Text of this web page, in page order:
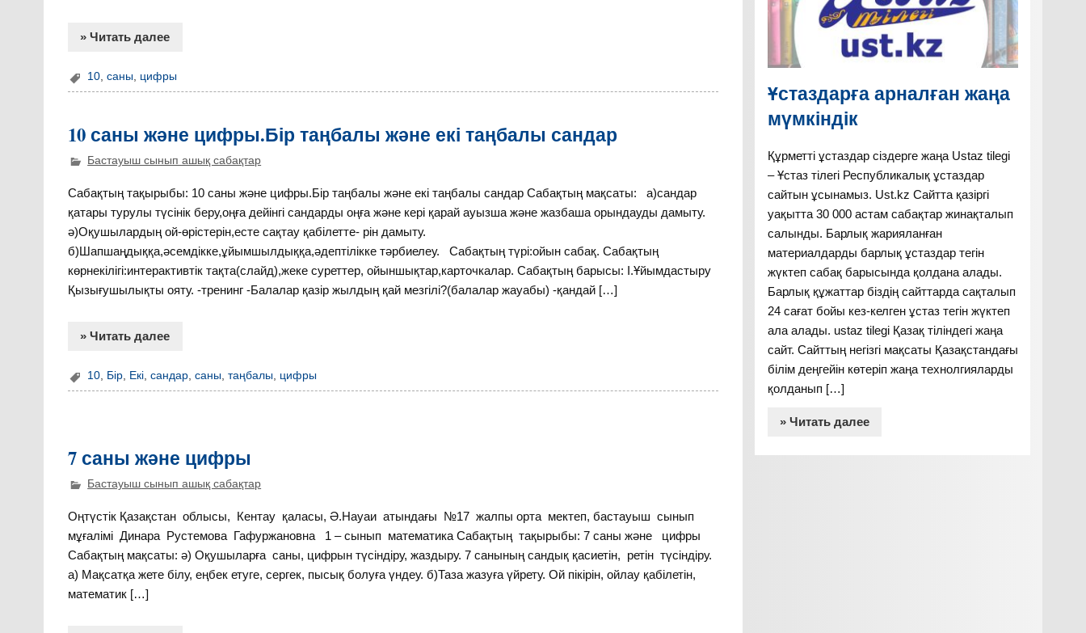
» Читать далее
10,саны, цифры
10 саны және цифры.Бір таңбалы және екі таңбалы сандар
Бастауыш сынып ашық сабақтар
Сабақтың тақырыбы: 10 саны және цифры.Бір таңбалы және екі таңбалы сандар Сабақтың мақсаты: а)сандар
қатары турулы түсінік беру,оңға дейінгі сандарды оңға және кері қарай ауызша және жазбаша орындауды дамыту.
ә)Оқушылардың ой-өрістерін,есте сақтау қабілетте- рін дамыту.
б)Шапшаңдыққа,әсемдікке,ұйымшылдыққа,әдептілікке тәрбиелеу. Сабақтың түрі:ойын сабақ. Сабақтың
көрнекілігі:интерактивтік тақта(слайд),жеке суреттер, ойыншықтар,карточкалар. Сабақтың барысы: I.Ұйымдастыру
Қызығушылықты ояту. -тренинг -Балалар қазір жылдың қай мезгілі?(балалар жауабы) -қандай […]
» Читать далее
10, Бір, Екі,сандар,саны,таңбалы, цифры
7 саны және цифры
Бастауыш сынып ашық сабақтар
Оңтүстік Қазақстан облысы, Кентау қаласы, Ә.Науаи атындағы №17 жалпы орта мектеп, бастауыш сынып
мұғалімі Динара Рустемова Гафуржановна 1 – сынып математика Сабақтың тақырыбы: 7 саны және цифры
Сабақтың мақсаты: ә) Оқушыларға саны, цифрын түсіндіру, жаздыру. 7 санының сандық қасиетін, ретін түсіндіру.
а) Мақсатқа жете білу, еңбек етуге, сергек, пысық болуға үндеу. б)Таза жазуға үйрету. Ой пікірін, ойлау қабілетін,
математик […]
Ұстаздарға арналған жаңа
мүмкіндік
Құрметті ұстаздар сіздерге жаңа Ustaz tilegi
– Ұстаз тілегі Республикалық ұстаздар
сайтын ұсынамыз. Ust.kz Сайтта қазіргі
уақытта 30 000 астам сабақтар жинақталып
салынды. Барлық жарияланған
материалдарды барлық ұстаздар тегін
жүктеп сабақ барысында қолдана алады.
Барлық құжаттар біздің сайттарда сақталып
24 сағат бойы кез-келген ұстаз тегін жүктеп
ала алады. ustaz tilegi Қазақ тіліндегі жаңа
сайт. Сайттың негізгі мақсаты Қазақстандағы
білім деңгейін көтеріп жаңа технолгияларды
қолданып […]
» Читать далее